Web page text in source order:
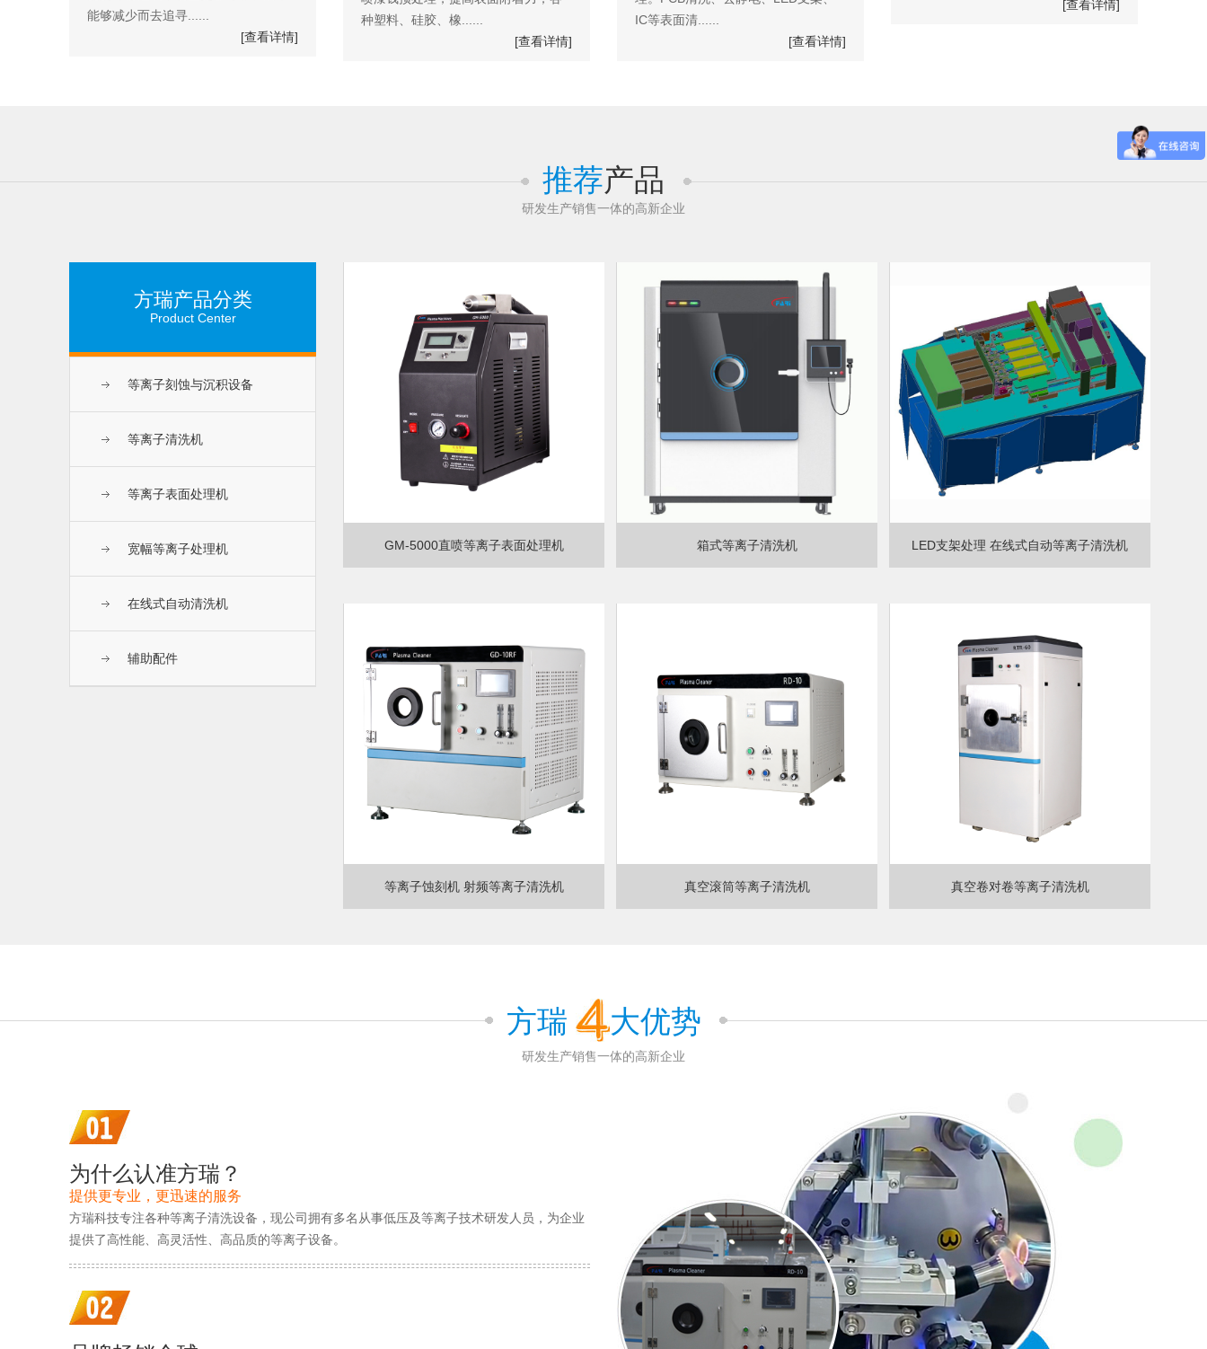
能够减少而去追寻......
[查看详情]
种塑料、硅胶、橡......
[查看详情]
IC等表面清......
[查看详情]
[查看详情]
推荐产品
研发生产销售一体的高新企业
方瑞产品分类
Product Center
等离子刻蚀与沉积设备
等离子清洗机
等离子表面处理机
宽幅等离子处理机
在线式自动清洗机
辅助配件
GM-5000直喷等离子表面处理机 箱式等离子清洗机 LED支架处理 在线式自动等离子清洗机
等离子蚀刻机 射频等离子清洗机 真空滚筒等离子清洗机 真空卷对卷等离子清洗机
方瑞 大优势
研发生产销售一体的高新企业
为什么认准方瑞？
提供更专业，更迅速的服务
方瑞科技专注各种等离子清洗设备，现公司拥有多名从事低压及等离子技术研发人员，为企业
提供了高性能、高灵活性、高品质的等离子设备。